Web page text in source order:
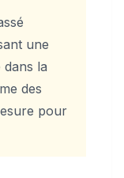
une
dans la
des
pour